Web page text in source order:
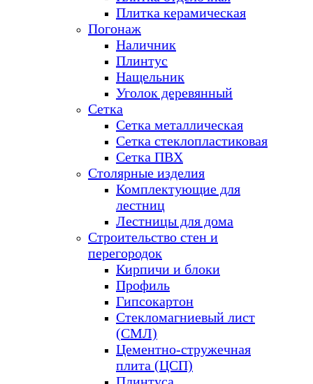
Плитка керамическая
Погонаж
Наличник
Плинтус
Нащельник
Уголок деревянный
Сетка
Сетка металлическая
Сетка стеклопластиковая
Сетка ПВХ
Столярные изделия
Комплектующие для
лестниц
Лестницы для дома
Строительство стен и
перегородок
Кирпичи и блоки
Профиль
Гипсокартон
Стекломагниевый лист
(СМЛ)
Цементно-стружечная
плита (ЦСП)